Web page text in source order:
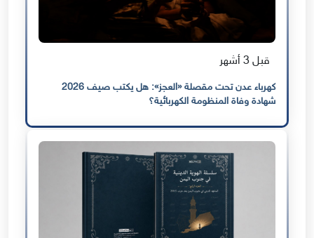
قبل 3 أشهر
كهرباء عدن تحت مقصلة «العجز»: هل يكتب صيف 2026
شهادة وفاة المنظومة الكهربائية؟